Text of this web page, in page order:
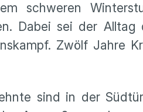
schweren
Dabei sei der Alltag
Zwölf Jahre
sind in der